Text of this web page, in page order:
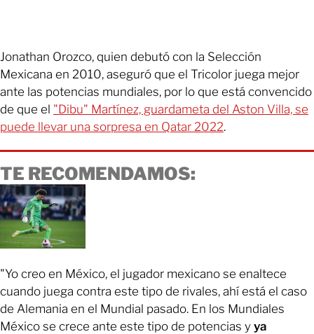
Jonathan Orozco, quien debutó con la Selección
Mexicana en 2010, aseguró que el Tricolor juega mejor
ante las potencias mundiales, por lo que está convencido
de que el "Dibu" Martínez, guardameta del Aston Villa, se
puede llevar una sorpresa en Qatar 2022.
TE RECOMENDAMOS:
"Yo creo en México, el jugador mexicano se enaltece
cuando juega contra este tipo de rivales, ahí está el caso
de Alemania en el Mundial pasado. En los Mundiales
México se crece ante este tipo de potencias y ya